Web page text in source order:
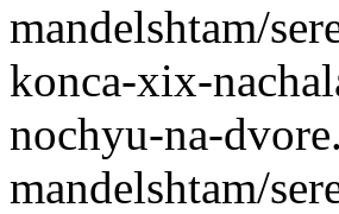
mandelshtam/
konca-xix-
nochyu-na-
mandelshtam/